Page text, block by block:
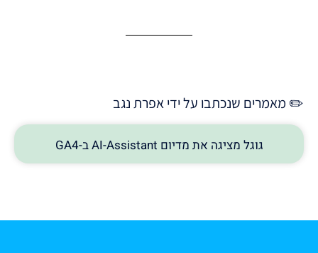
✏️ מאמרים שנכתבו על ידי אפרת נגב
גוגל מציגה את מדיום AI-Assistant ב-GA4